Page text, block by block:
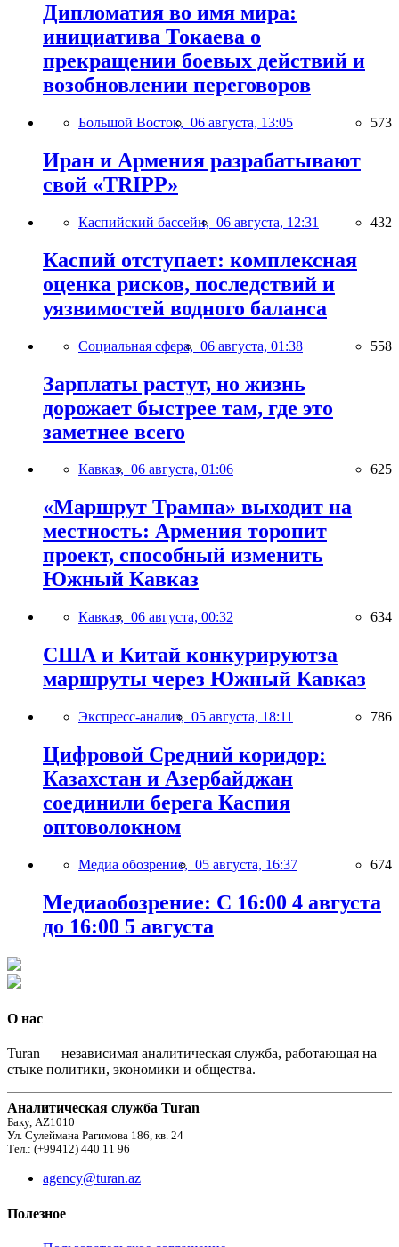
Дипломатия во имя мира:
инициатива Токаева о
прекращении боевых действий и
возобновлении переговоров
Большой Восток, 06 августа, 13:05 573
Иран и Армения разрабатывают
свой «TRIPP»
Каспийский бассейн, 06 августа, 12:31 432
Каспий отступает: комплексная
оценка рисков, последствий и
уязвимостей водного баланса
Социальная сфера, 06 августа, 01:38 558
Зарплаты растут, но жизнь
дорожает быстрее там, где это
заметнее всего
Кавказ, 06 августа, 01:06 625
«Маршрут Трампа» выходит на
местность: Армения торопит
проект, способный изменить
Южный Кавказ
Кавказ, 06 августа, 00:32 634
США и Китай конкурируютза
маршруты через Южный Кавказ
Экспресс-анализ, 05 августа, 18:11 786
Цифровой Средний коридор:
Казахстан и Азербайджан
соединили берега Каспия
оптоволокном
Медиа обозрение, 05 августа, 16:37 674
Медиаобозрение: С 16:00 4 августа
до 16:00 5 августа
О нас
Turan — независимая аналитическая служба, работающая на
стыке политики, экономики и общества.
Аналитическая служба Turan
Баку, AZ1010
Ул. Сулеймана Рагимова 186, кв. 24
Тел.: (+99412) 440 11 96
agency@turan.az
Полезное